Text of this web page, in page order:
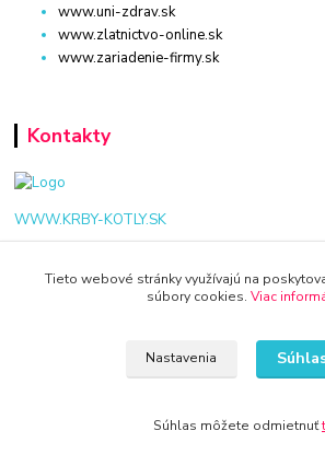
www.uni-zdrav.sk
www.zlatnictvo-online.sk
www.zariadenie-firmy.sk
Kontakty
WWW.KRBY-KOTLY.SK
Tieto webové stránky využívajú na
súbory cookies. Viac
Nastavenia
Súhlas môžete odmietnuť